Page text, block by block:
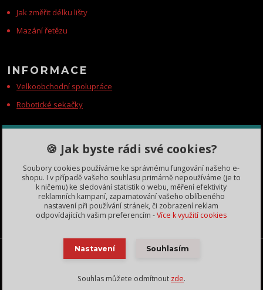
Jak změřit délku lišty
Mazání řetězu
INFORMACE
Velkoobchodní spolupráce
Robotické sekačky
KONTAKTY
Zákaznická podpora
+420 735 060 350
(Po-Čt, 8-11, 13-15 hod.)
dobryden@baribalobchod.cz
Baribal výhradní dovozce Česká Republika, Slovensko a další | 2018 - 2025 | obrázky vlastní
Lukáš Zbíral - použití bez svolení zakázáno, nekopírujte texty bez našeho svolení. Změna cen
🍪 Jak byste rádi své cookies?
Soubory cookies používáme ke správnému fungování našeho e-
shopu. I v případě vašeho souhlasu primárně nepoužíváme (je to
k ničemu) ke sledování statistik o webu, měření efektivity
reklamních kampaní, zapamatování vašeho oblíbeného
nastavení při používání stránek, či zobrazení reklam
odpovídajících vašim preferencím -Více k využití cookies
Nastavení Souhlasím
Souhlas můžete odmítnout zde.